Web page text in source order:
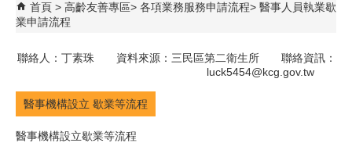
首頁 高齡友善專區 各項業務服務申請流程
醫事人員執業歇
業申請流程
聯絡人：丁素珠 資料來源：三民區第二衛生所 聯絡資訊：
luck5454@kcg.gov.tw
醫事機構設立 歇業等流程
醫事機構設立歇業等流程